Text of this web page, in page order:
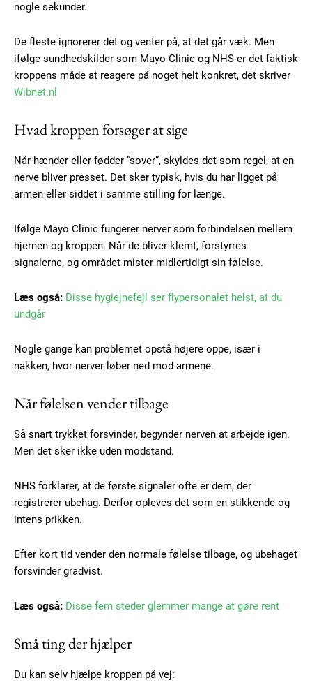
Subscription Plans
Free limited access
nogle sekunder.
De fleste ignorerer det og venter på, at det går væk. Men
ifølge sundhedskilder som Mayo Clinic og NHS er det faktisk
kroppens måde at reagere på noget helt konkret, det skriver
Wibnet.nl
Hvad kroppen forsøger at sige
Når hænder eller fødder “sover”, skyldes det som regel, at en
nerve bliver presset. Det sker typisk, hvis du har ligget på
armen eller siddet i samme stilling for længe.
Ifølge Mayo Clinic fungerer nerver som forbindelsen mellem
hjernen og kroppen. Når de bliver klemt, forstyrres
signalerne, og området mister midlertidigt sin følelse.
Læs også: Disse hygiejnefejl ser flypersonalet helst, at du
undgår
Nogle gange kan problemet opstå højere oppe, især i
nakken, hvor nerver løber ned mod armene.
Når følelsen vender tilbage
Så snart trykket forsvinder, begynder nerven at arbejde igen.
Men det sker ikke uden modstand.
NHS forklarer, at de første signaler ofte er dem, der
registrerer ubehag. Derfor opleves det som en stikkende og
intens prikken.
Efter kort tid vender den normale følelse tilbage, og ubehaget
forsvinder gradvist.
Læs også: Disse fem steder glemmer mange at gøre rent
Små ting der hjælper
Du kan selv hjælpe kroppen på vej: